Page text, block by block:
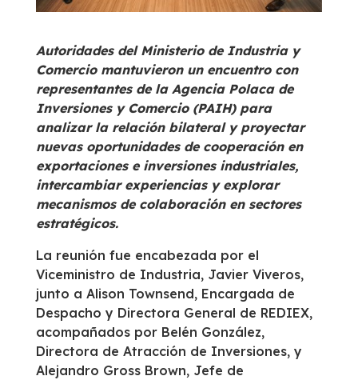
Autoridades del Ministerio de Industria y
Comercio mantuvieron un encuentro con
representantes de la Agencia Polaca de
Inversiones y Comercio (PAIH) para
analizar la relación bilateral y proyectar
nuevas oportunidades de cooperación en
exportaciones e inversiones industriales,
intercambiar experiencias y explorar
mecanismos de colaboración en sectores
estratégicos.
La reunión fue encabezada por el
Viceministro de Industria, Javier Viveros,
junto a Alison Townsend, Encargada de
Despacho y Directora General de REDIEX,
acompañados por Belén González,
Directora de Atracción de Inversiones, y
Alejandro Gross Brown, Jefe de